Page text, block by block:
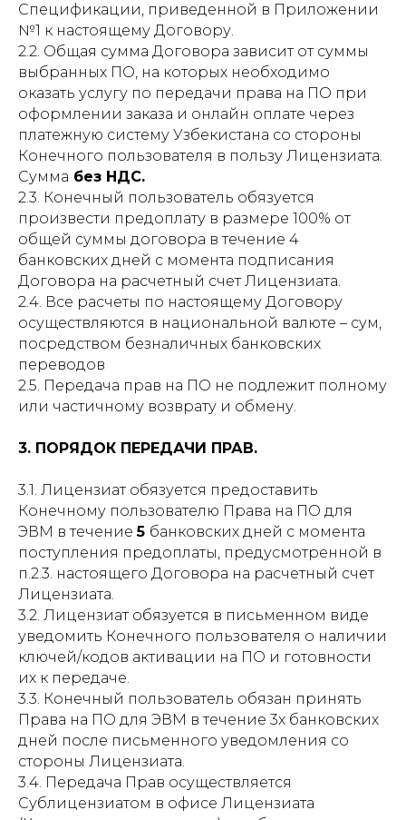
Спецификации, приведенной в Приложении
№1 к настоящему Договору.
2.2. Общая сумма Договора зависит от суммы
выбранных ПО, на которых необходимо
оказать услугу по передачи права на ПО при
оформлении заказа и онлайн оплате через
платежную систему Узбекистана со стороны
Конечного пользователя в пользу Лицензиата.
Сумма без НДС.
2.3. Конечный пользователь обязуется
произвести предоплату в размере 100% от
общей суммы договора в течение 4
банковских дней с момента подписания
Договора на расчетный счет Лицензиата.
2.4. Все расчеты по настоящему Договору
осуществляются в национальной валюте – сум,
посредством безналичных банковских
переводов
2.5. Передача прав на ПО не подлежит полному
или частичному возврату и обмену.
3. ПОРЯДОК ПЕРЕДАЧИ ПРАВ.
3.1. Лицензиат обязуется предоставить
Конечному пользователю Права на ПО для
ЭВМ в течение5 банковских дней с момента
поступления предоплаты, предусмотренной в
п.2.3. настоящего Договора на расчетный счет
Лицензиата.
3.2. Лицензиат обязуется в письменном виде
уведомить Конечного пользователя о наличии
ключей/кодов активации на ПО и готовности
их к передаче.
3.3. Конечный пользователь обязан принять
Права на ПО для ЭВМ в течение 3х банковских
дней после письменного уведомления со
стороны Лицензиата.
3.4. Передача Прав осуществляется
Сублицензиатом в офисе Лицензиата